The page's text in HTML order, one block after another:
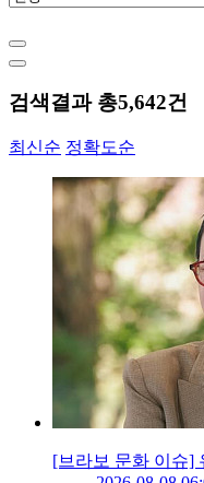
검색결과 총5,642건
최신순 정확도순
[브라보 문화 이슈]